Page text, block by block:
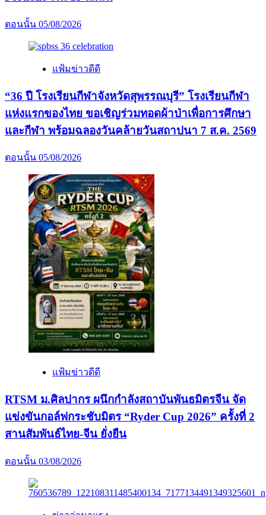
ตอนนั้น 05/08/2026
แฟ้มข่าวดีดี
“36 ปี โรงเรียนกีฬาจังหวัดสุพรรณบุรี” โรงเรียนกีฬา
แห่งแรกของไทย ขอเชิญร่วมทอดผ้าป่าเพื่อการศึกษา
และกีฬา พร้อมฉลองวันคล้ายวันสถาปนา 7 ส.ค. 2569
ตอนนั้น 05/08/2026
แฟ้มข่าวดีดี
RTSM ม.ศิลปากร ผนึกกำลังสถาบันพันธมิตรจีน จัด
แข่งขันกอล์ฟกระชับมิตร “Ryder Cup 2026” ครั้งที่ 2
สานสัมพันธ์ไทย-จีน ยั่งยืน
ตอนนั้น 03/08/2026